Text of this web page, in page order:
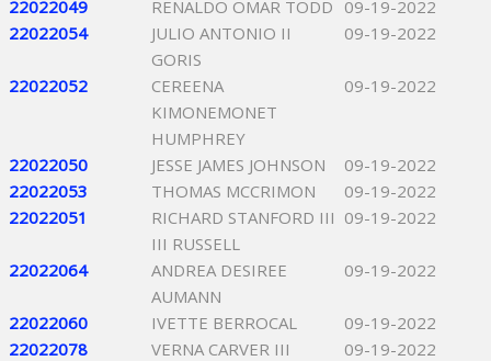
22022049 RENALDO OMAR TODD 09-19-2022
22022054
JULIO ANTONIO II
GORIS
09-19-2022
22022052
CEREENA
KIMONEMONET
HUMPHREY
09-19-2022
22022050 JESSE JAMES JOHNSON
09-19-2022
22022053
THOMAS MCCRIMON
09-19-2022
22022051
RICHARD STANFORD III
III RUSSELL
09-19-2022
22022064
ANDREA DESIREE
AUMANN
09-19-2022
22022060 IVETTE BERROCAL
09-19-2022
22022078
VERNA CARVER III
09-19-2022